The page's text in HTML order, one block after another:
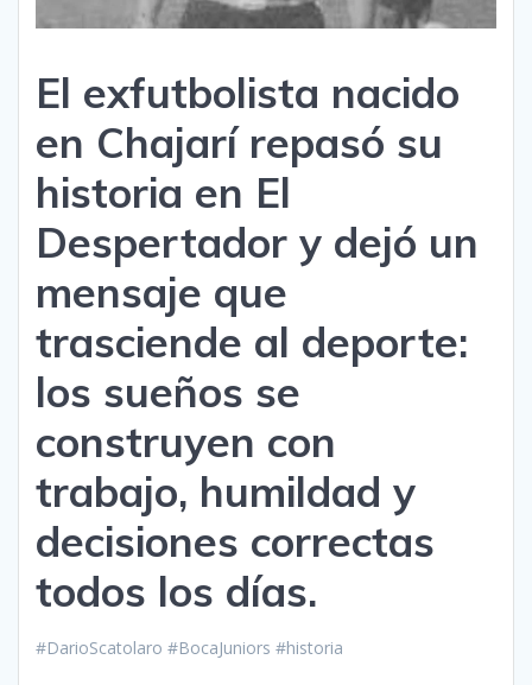
El exfutbolista nacido
en Chajarí repasó su
historia en El
Despertador y dejó un
mensaje que
trasciende al deporte:
los sueños se
construyen con
trabajo, humildad y
decisiones correctas
todos los días.
#DarioScatolaro #BocaJuniors #historia